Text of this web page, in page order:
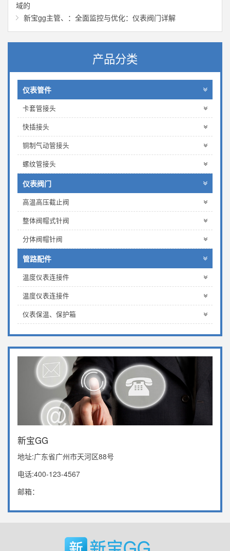
域的
新宝gg主管、：全面监控与优化：仪表阀门详解
产品分类
仪表管件
卡套管接头
快插接头
铜制气动管接头
螺纹管接头
仪表阀门
高温高压截止阀
整体阀帽式针阀
分体阀帽针阀
管路配件
温度仪表连接件
温度仪表连接件
仪表保温、保护箱
新宝GG
地址:广东省广州市天河区88号
电话:400-123-4567
邮箱：